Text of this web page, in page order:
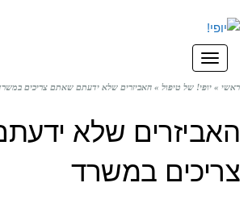
תפריט
ראשי » יופי! של טיפול » האביזרים שלא ידעתם שאתם צריכים
האביזרים שלא
צריכים במשרד